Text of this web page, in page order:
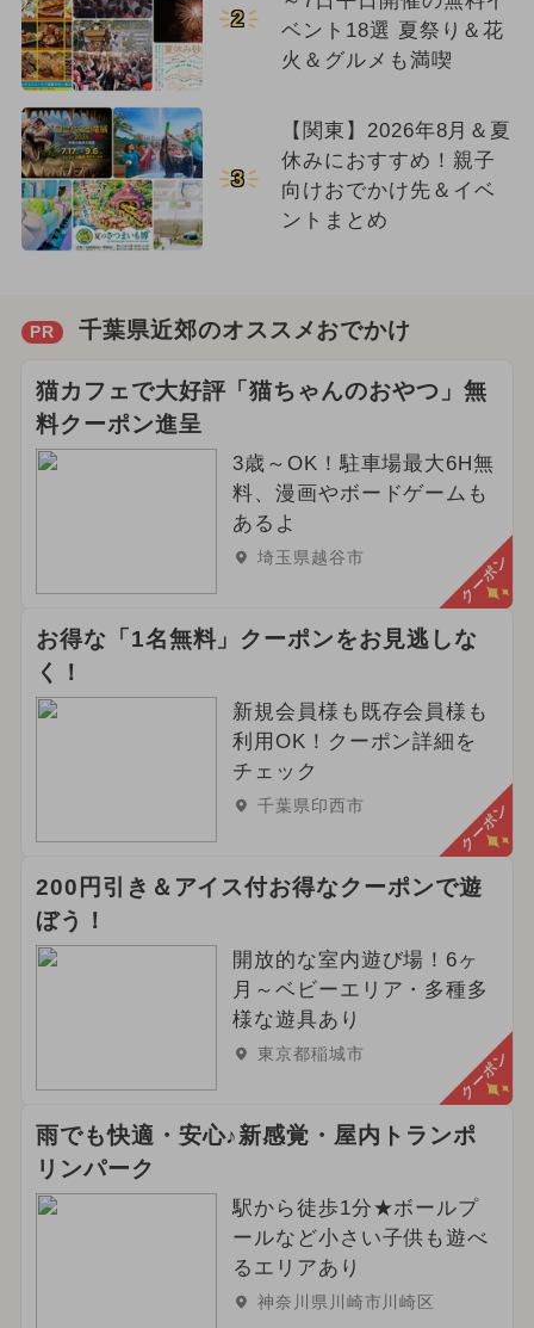
2
ベント18選 夏祭り＆花
火＆グルメも満喫
3
【関東】2026年8月＆夏
休みにおすすめ！親子
向けおでかけ先＆イベ
ントまとめ
PR 千葉県近郊のオススメおでかけ
猫カフェで大好評「猫ちゃんのおやつ」無
料クーポン進呈
3歳～OK！駐車場最大6H無
料、漫画やボードゲームも
あるよ
埼玉県越谷市 クーポン
お得な「1名無料」クーポンをお見逃しな
く！
新規会員様も既存会員様も
利用OK！クーポン詳細を
チェック
千葉県印西市 クーポン
200円引き＆アイス付お得なクーポンで遊
ぼう！
開放的な室内遊び場！6ヶ
月～ベビーエリア・多種多
様な遊具あり
東京都稲城市 クーポン
雨でも快適・安心♪新感覚・屋内トランポ
リンパーク
駅から徒歩1分★ボールプ
ールなど小さい子供も遊べ
るエリアあり
神奈川県川崎市川崎区